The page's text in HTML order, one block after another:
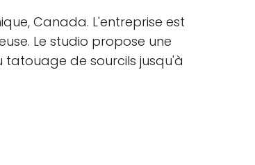
Canada. L'entreprise est
Le studio propose une
tatouage de sourcils jusqu'à